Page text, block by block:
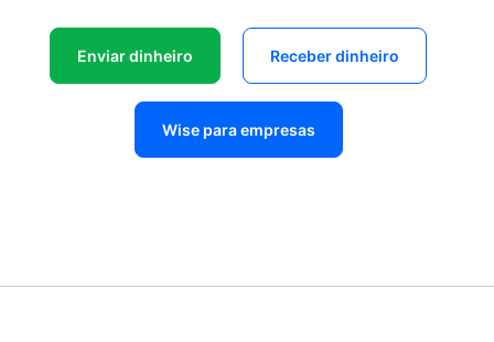
Enviar dinheiro Receber dinheiro
Wise para empresas